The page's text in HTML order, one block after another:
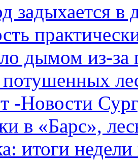
задыхается
дымом из-
-Новости
в «Барс»,
итоги